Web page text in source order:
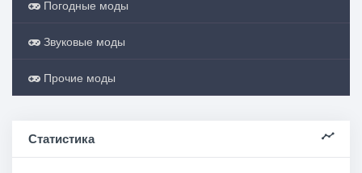
Погодные моды
Звуковые моды
Прочие моды
Статистика